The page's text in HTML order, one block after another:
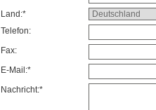
Land:*
Telefon:
Fax:
E-Mail:*
Nachricht:*